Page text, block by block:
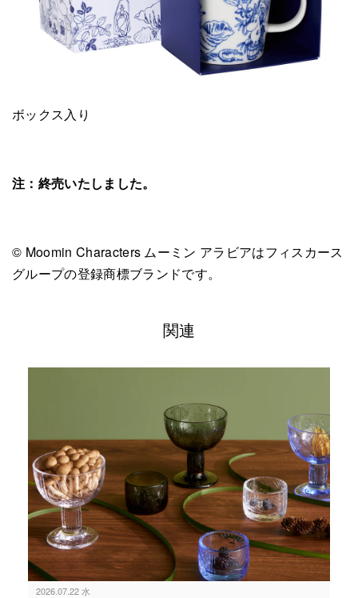
ボックス入り
注：終売いたしました。
© Moomin Characters ムーミン アラビアはフィスカース
グループの登録商標ブランドです。
関連
2026.07.22 水